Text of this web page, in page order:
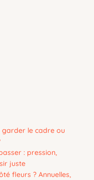
garder le cadre ou
: pression,
juste
fleurs ? Annuelles,